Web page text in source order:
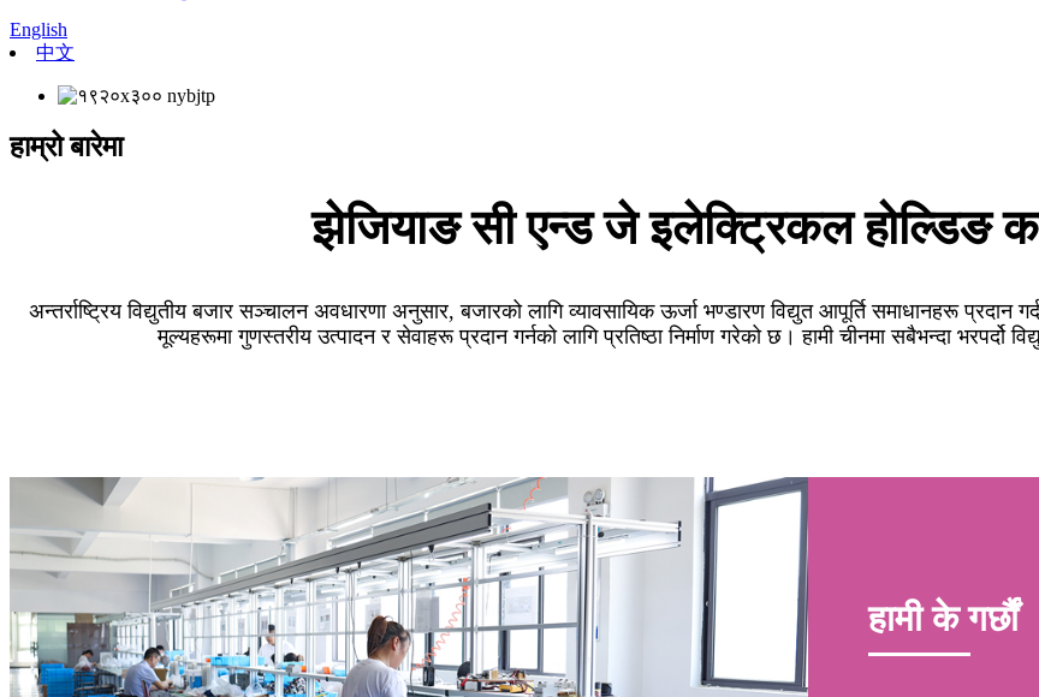
English
中文
हाम्रो बारेमा
झेजियाङ सी एन्ड जे इलेक्ट्रिकल होल्डिङ
अन्तर्राष्ट्रिय विद्युतीय बजार सञ्चालन अवधारणा अनुसार, बजारको लागि व्यावसायिक ऊर्जा भण्डारण विद्युत आपूर्ति समाधानहरू
मूल्यहरूमा गुणस्तरीय उत्पादन र सेवाहरू प्रदान गर्नको लागि प्रतिष्ठा निर्माण गरेको छ। हामी चीनमा सबैभन्दा भरपर्दो
हामी के गर्छौं